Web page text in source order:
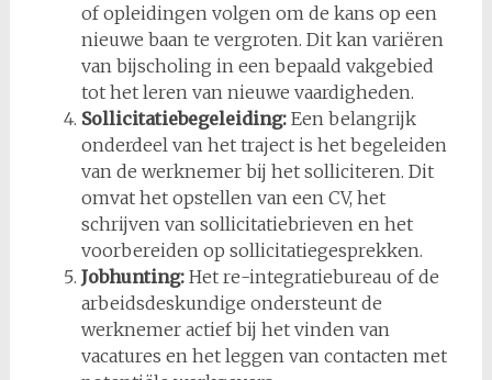
of opleidingen volgen om de kans op een
nieuwe baan te vergroten. Dit kan variëren
van bijscholing in een bepaald vakgebied
tot het leren van nieuwe vaardigheden.
Sollicitatiebegeleiding:Een belangrijk
onderdeel van het traject is het begeleiden
van de werknemer bij het solliciteren. Dit
omvat het opstellen van een CV, het
schrijven van sollicitatiebrieven en het
voorbereiden op sollicitatiegesprekken.
Jobhunting:Het re-integratiebureau of de
arbeidsdeskundige ondersteunt de
werknemer actief bij het vinden van
vacatures en het leggen van contacten met